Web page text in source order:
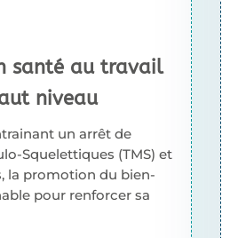
santé au travail
niveau
un arrêt de
Squelettiques (TMS) et
la promotion du bien-
pour renforcer sa